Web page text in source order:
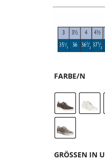
FARBE/N
GRÖSSEN IN UK